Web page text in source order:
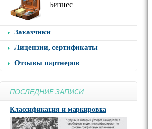
Бизнес
Заказчики
Лицензии, сертификаты
Отзывы партнеров
ПОСЛЕДНИЕ ЗАПИСИ
Классификация и маркировка